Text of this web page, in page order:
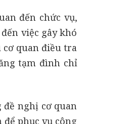
đến chức vụ,
việc gây khó
quan điều tra
tạm đình chỉ
nghị cơ quan
phục vụ công